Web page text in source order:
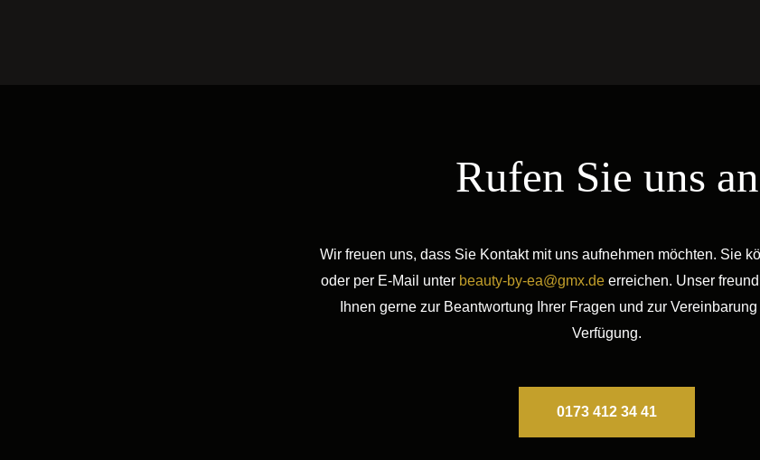
Rufen Sie uns an
Wir freuen uns, dass Sie Kontakt mit uns aufnehmen möchten. Sie
oder per E-Mail unter beauty-by-ea@gmx.de erreichen. Unser
Ihnen gerne zur Beantwortung Ihrer Fragen und zur
Verfügung.
0173 412 34 41